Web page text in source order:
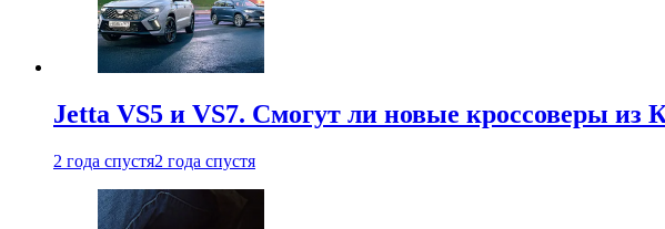
Jetta VS5 и VS7. Смогут ли новые кроссоверы из
2 года спустя2 года спустя